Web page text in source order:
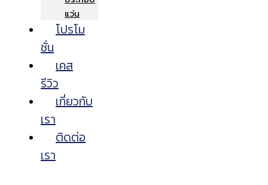
แว่น
โปรโม
ชั่น
เคส
รีวิว
เกี่ยวกับ
เรา
ติดต่อ
เรา